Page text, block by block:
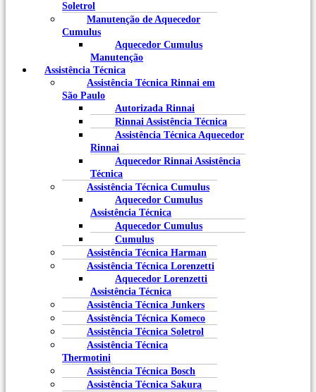
Soletrol
Manutenção de Aquecedor
Cumulus
Aquecedor Cumulus
Manutenção
Assistência Técnica
Assistência Técnica Rinnai em
São Paulo
Autorizada Rinnai
Rinnai Assistência Técnica
Assistência Técnica Aquecedor
Rinnai
Aquecedor Rinnai Assistência
Técnica
Assistência Técnica Cumulus
Aquecedor Cumulus
Assistência Técnica
Aquecedor Cumulus
Cumulus
Assistência Técnica Harman
Assistência Técnica Lorenzetti
Aquecedor Lorenzetti
Assistência Técnica
Assistência Técnica Junkers
Assistência Técnica Komeco
Assistência Técnica Soletrol
Assistência Técnica
Thermotini
Assistência Técnica Bosch
Assistência Técnica Sakura